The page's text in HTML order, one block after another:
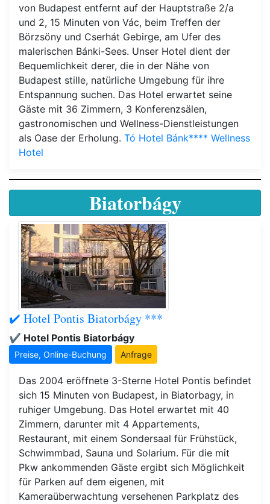
von Budapest entfernt auf der Hauptstraße 2/a
und 2, 15 Minuten von Vác, beim Treffen der
Börzsöny und Cserhát Gebirge, am Ufer des
malerischen Bánki-Sees. Unser Hotel dient der
Bequemlichkeit derer, die in der Nähe von
Budapest stille, natürliche Umgebung für ihre
Entspannung suchen. Das Hotel erwartet seine
Gäste mit 36 Zimmern, 3 Konferenzsälen,
gastronomischen und Wellness-Dienstleistungen
als Oase der Erholung. Tó Hotel Bánk**** Wellness
Hotel
Biatorbágy
✔️ Hotel Pontis Biatorbágy ***
✔️ Hotel Pontis Biatorbágy
Preise, Online-Buchung Anfrage
Das 2004 eröffnete 3-Sterne Hotel Pontis befindet
sich 15 Minuten von Budapest, in Biatorbagy, in
ruhiger Umgebung. Das Hotel erwartet mit 40
Zimmern, darunter mit 4 Appartements,
Restaurant, mit einem Sondersaal für Frühstück,
Schwimmbad, Sauna und Solarium. Für die mit
Pkw ankommenden Gäste ergibt sich Möglichkeit
für Parken auf dem eigenen, mit
Kameraüberwachtung versehenen Parkplatz des